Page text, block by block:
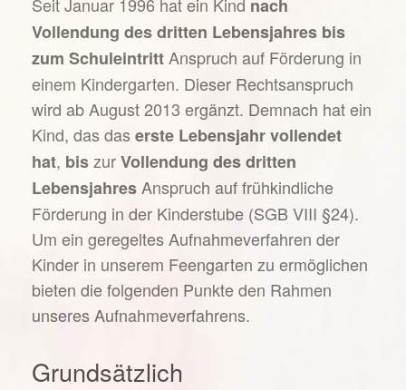
nach
Vollendung des dritten Lebensjahres bis
zum Schuleintritt Anspruch auf Förderung in
einem Kindergarten. Dieser Rechtsanspruch
wird ab August 2013 ergänzt. Demnach hat ein
Kind, das das erste Lebensjahr vollendet
hat, biszurVollendung des dritten
LebensjahresAnspruch auf frühkindliche
Förderung in der Kinderstube (SGB VIII §24).
Um ein geregeltes Aufnahmeverfahren der
Kinder in unserem Feengarten zu ermöglichen
bieten die folgenden Punkte den Rahmen
unseres Aufnahmeverfahrens.
Grundsätzlich